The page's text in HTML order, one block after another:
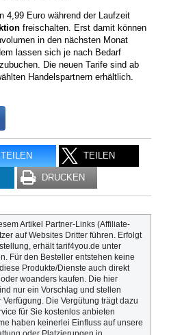
4,99 Euro während der Laufzeit
freischalten. Erst damit können
in den nächsten Monat
lassen sich je nach Bedarf
Die neuen Tarife sind ab
Handelspartnern erhältlich.
TEILEN TEILEN
DRUCKEN
Artikel Partner-Links (Affiliate-
auf Websites Dritter führen. Erfolgt
erhält tarif4you.de unter
Für den Besteller entstehen keine
Produkte/Dienste auch direkt
woanders kaufen. Die hier
nur ein Vorschlag und stellen
Die Vergütung trägt dazu
für Sie kostenlos anbieten
haben keinerlei Einfluss auf unsere
oder Platzierungen in